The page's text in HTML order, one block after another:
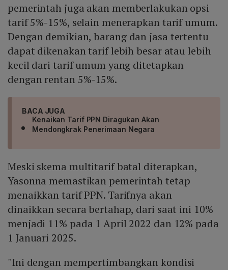
pemerintah juga akan memberlakukan opsi
tarif 5%-15%, selain menerapkan tarif umum.
Dengan demikian, barang dan jasa tertentu
dapat dikenakan tarif lebih besar atau lebih
kecil dari tarif umum yang ditetapkan
dengan rentan 5%-15%.
BACA JUGA
Kenaikan Tarif PPN Diragukan Akan
Mendongkrak Penerimaan Negara
Meski skema multitarif batal diterapkan,
Yasonna memastikan pemerintah tetap
menaikkan tarif PPN. Tarifnya akan
dinaikkan secara bertahap, dari saat ini 10%
menjadi 11% pada 1 April 2022 dan 12% pada
1 Januari 2025.
"Ini dengan mempertimbangkan kondisi